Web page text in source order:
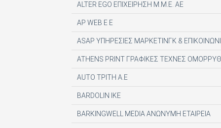
ALTER EGO ΕΠΙΧΕΙΡΗΣΗ Μ.Μ.Ε. ΑΕ
AP WEB Ε Ε
ASAP ΥΠΗΡΕΣΙΕΣ ΜΑΡΚΕΤΙΝΓΚ &
ATHENS PRINT ΓΡΑΦΙΚΕΣ ΤΕΧΝΕΣ
AUTO ΤΡΙΤΗ Α.Ε
BARDOLIN ΙΚΕ
BARKINGWELL MEDIA ΑΝΩΝΥΜΗ ΕΤΑΙΡΕΙΑ